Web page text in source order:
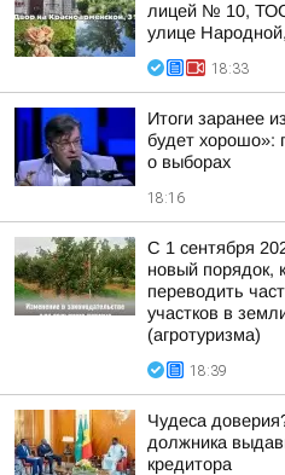
лицей № 10,
улице
18:33
Итоги заранее
будет хорошо»:
о выборах
18:16
С 1 сентября
новый порядок,
переводить
участков в
(агротуризма)
18:39
Чудеса
должника
кредитора